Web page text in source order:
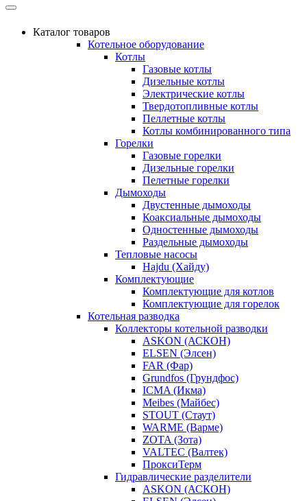
Каталог товаров
Котельное оборудование
Котлы
Газовые котлы
Дизельные котлы
Электрические котлы
Твердотопливные котлы
Пеллетные котлы
Котлы комбинированного типа
Горелки
Газовые горелки
Дизельные горелки
Пелетные горелки
Дымоходы
Двустенные дымоходы
Коаксиальные дымоходы
Одностенные дымоходы
Раздельные дымоходы
Тепловые насосы
Hajdu (Хайду)
Комплектующие
Комплектующие для котлов
Комплектующие для горелок
Котельная разводка
Коллекторы котельной разводки
ASKON (АСКОН)
ELSEN (Элсен)
FAR (Фар)
Grundfos (Грундфос)
ICMA (Икма)
Meibes (Майбес)
STOUT (Стаут)
WARME (Варме)
ZOTA (Зота)
VALTEC (Валтек)
ПроксиТерм
Гидравлические разделители
ASKON (АСКОН)